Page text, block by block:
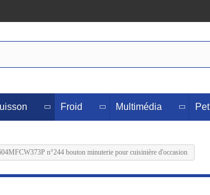
Froid Multimédia
n°244 bouton minuterie pour cuisinière d'occasion